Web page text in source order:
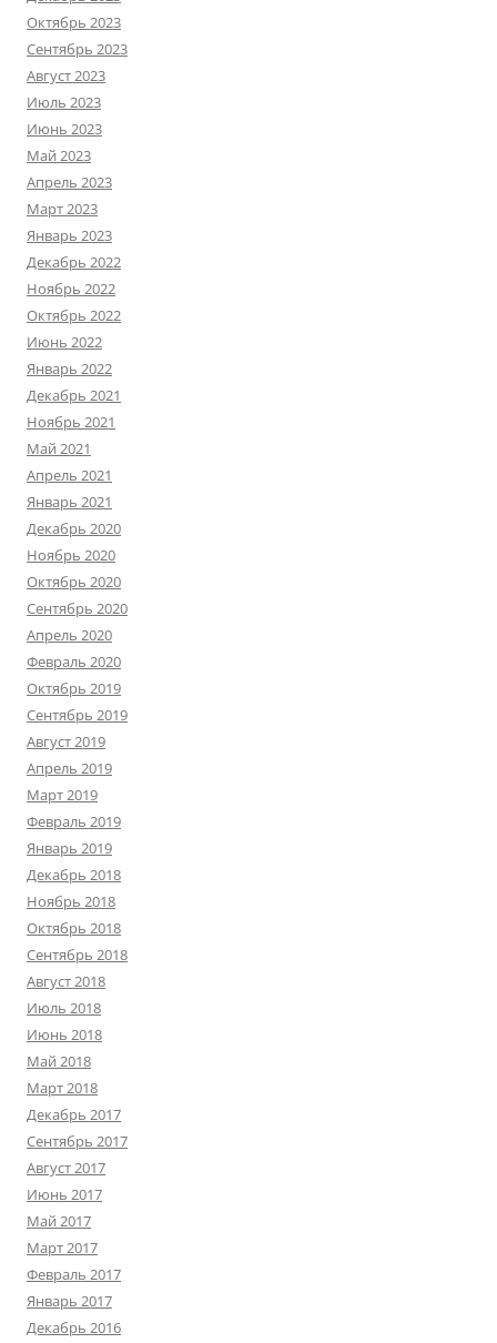
Октябрь 2023
Сентябрь 2023
Август 2023
Июль 2023
Июнь 2023
Май 2023
Апрель 2023
Март 2023
Январь 2023
Декабрь 2022
Ноябрь 2022
Октябрь 2022
Июнь 2022
Январь 2022
Декабрь 2021
Ноябрь 2021
Май 2021
Апрель 2021
Январь 2021
Декабрь 2020
Ноябрь 2020
Октябрь 2020
Сентябрь 2020
Апрель 2020
Февраль 2020
Октябрь 2019
Сентябрь 2019
Август 2019
Апрель 2019
Март 2019
Февраль 2019
Январь 2019
Декабрь 2018
Ноябрь 2018
Октябрь 2018
Сентябрь 2018
Август 2018
Июль 2018
Июнь 2018
Май 2018
Март 2018
Декабрь 2017
Сентябрь 2017
Август 2017
Июнь 2017
Май 2017
Март 2017
Февраль 2017
Январь 2017
Декабрь 2016